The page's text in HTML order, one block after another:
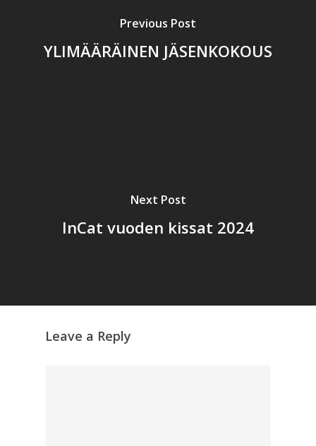
Previous Post
YLIMÄÄRÄINEN JÄSENKOKOUS
Next Post
InCat vuoden kissat 2024
Leave a Reply